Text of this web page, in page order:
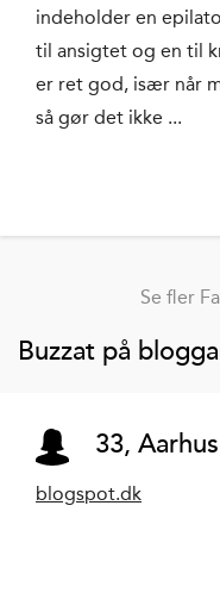
indeholder en
til ansigtet og en til
er ret god, især når
så gør det ikke ...
Se fler
Buzzat på
33,
blogspot.dk